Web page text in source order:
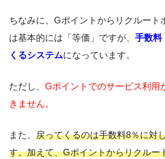
ちなみに、Gポイントからリクルート
は基本的には「等価」ですが、 手数料
くるシステムになっています。
ただし、 Gポイントでのサービス利用
きません。
また、 戻ってくるのは手数料8％に対
す。加えて、Gポイントからリクルー